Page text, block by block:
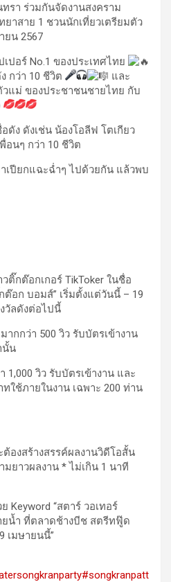
รา ร่วมกันจัดงานสงคราม
าสาย 1 ชวนนักเที่ยวเตรียมตัว
ยน 2567
ปอร์ No.1 ของประเทศไทย
กว่า 10 ชีวิต
และ
แม่ ของประชาชนชายไทย กับ
ดัง ดังเช่น น้องโอลีฟ โตเกียว
อนๆ กว่า 10 ชีวิต
เปียกแฉะฉ่ำๆ ไปด้วยกัน แล้วพบ
กต๊อกเกอร์ TikToker ในชื่อ
ต๊อก บอมส์” เริ่มตั้งแต่วันนี้ – 19
วัลดังต่อไปนี้
กกว่า 500 วิว รับบัตรเข้างาน
นั้น
วิว รับบัตรเข้างาน และ
ใช้ภายในงาน เฉพาะ 200 ท่าน
องสร้างสรรค์ผลงานวิดีโอสั้น
ยาวผลงาน * ไม่เกิน 1 นาที
Keyword “สตาร์ วอเทอร์
ยน้ำ ที่ตลาดช้างบีช สตรีทฟู๊ด
เมษายนนี้”
#songkranpatt